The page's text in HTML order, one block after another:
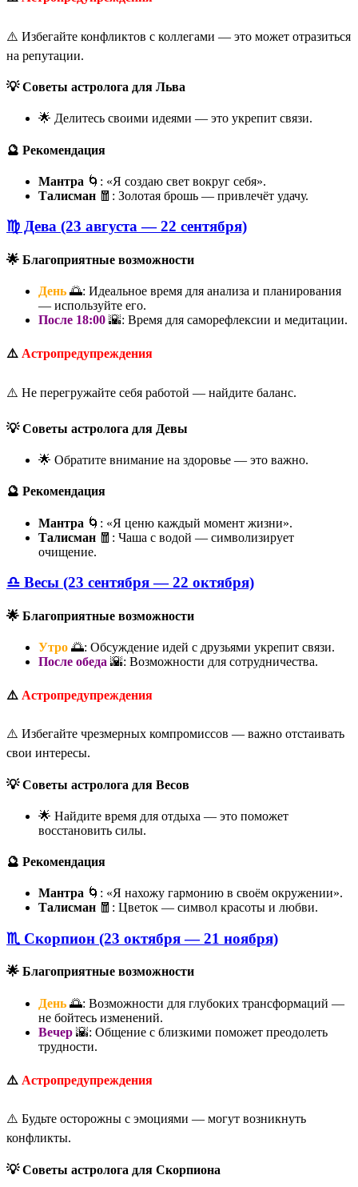
⚠️ Избегайте конфликтов с коллегами — это может отразиться
на репутации.
💡 Советы астролога для Льва
🌟 Делитесь своими идеями — это укрепит связи.
🔮 Рекомендация
Мантра 🌀: «Я создаю свет вокруг себя».
Талисман 🧧: Золотая брошь — привлечёт удачу.
♍ Дева (23 августа — 22 сентября)
🌟 Благоприятные возможности
День 🌅: Идеальное время для анализа и планирования
— используйте его.
После 18:00 🌇: Время для саморефлексии и медитации.
⚠️ Астропредупреждения
⚠️ Не перегружайте себя работой — найдите баланс.
💡 Советы астролога для Девы
🌟 Обратите внимание на здоровье — это важно.
🔮 Рекомендация
Мантра 🌀: «Я ценю каждый момент жизни».
Талисман 🧧: Чаша с водой — символизирует
очищение.
♎ Весы (23 сентября — 22 октября)
🌟 Благоприятные возможности
Утро 🌅: Обсуждение идей с друзьями укрепит связи.
После обеда 🌇: Возможности для сотрудничества.
⚠️ Астропредупреждения
⚠️ Избегайте чрезмерных компромиссов — важно отстаивать
свои интересы.
💡 Советы астролога для Весов
🌟 Найдите время для отдыха — это поможет
восстановить силы.
🔮 Рекомендация
Мантра 🌀: «Я нахожу гармонию в своём окружении».
Талисман 🧧: Цветок — символ красоты и любви.
♏ Скорпион (23 октября — 21 ноября)
🌟 Благоприятные возможности
День 🌅: Возможности для глубоких трансформаций —
не бойтесь изменений.
Вечер 🌇: Общение с близкими поможет преодолеть
трудности.
⚠️ Астропредупреждения
⚠️ Будьте осторожны с эмоциями — могут возникнуть
конфликты.
💡 Советы астролога для Скорпиона